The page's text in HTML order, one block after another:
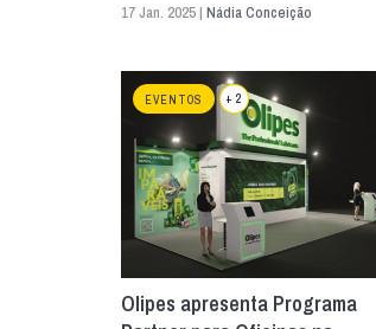
17 Jan. 2025 | Nádia Conceição
EVENTOS + 2
Olipes apresenta Programa